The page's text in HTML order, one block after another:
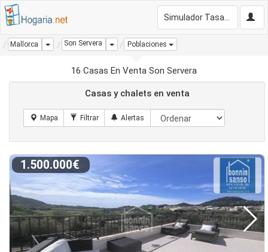
Mallorca Dropdown
Son Servera Dropdown
Poblaciones
16 Casas En Venta Son Servera
Casas y chalets en venta
1.500.000€